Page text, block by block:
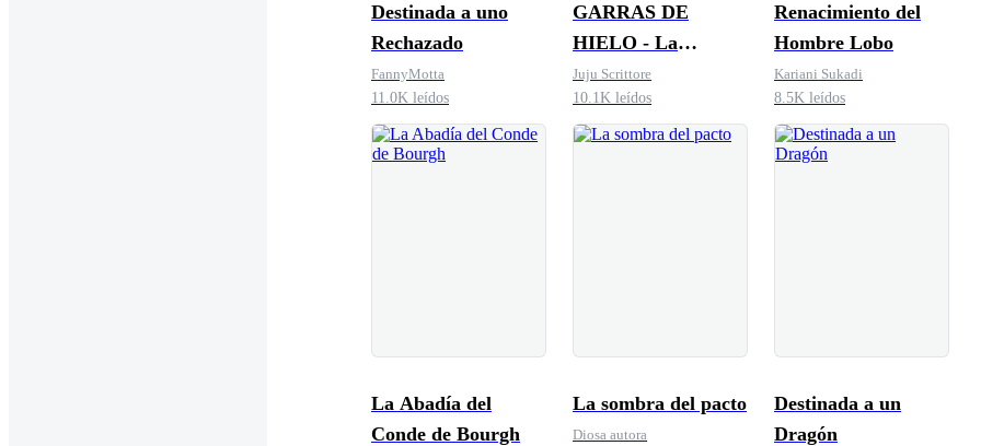
Destinada a uno
Rechazado
FannyMotta
11.0K leídos
GARRAS DE
HIELO - La
profecía.
Juju Scrittore
10.1K leídos
Renacimiento del
Hombre Lobo
Kariani Sukadi
8.5K leídos
La Abadía del
Conde de Bourgh
La sombra del pacto
Diosa autora
Destinada a un
Dragón